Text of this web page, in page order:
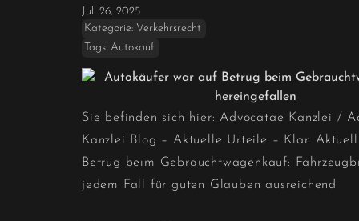
Juli 26, 2025
Kategorie: Verkehrsrecht
Tags: Autokauf
Sie befinden sich hier: Advocatae Kanzlei /
Kanzlei Blog – Aktuelle Urteile – Klar.
Betrug beim Gebrauchtwagenkauf:
jedem Fall für guten Glauben ausreichend